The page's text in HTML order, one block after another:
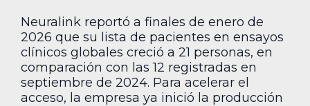
Neuralink reportó a finales de enero de
2026 que su lista de pacientes en ensayos
clínicos globales creció a 21 personas, en
comparación con las 12 registradas en
septiembre de 2024. Para acelerar el
acceso, la empresa ya inició la producción